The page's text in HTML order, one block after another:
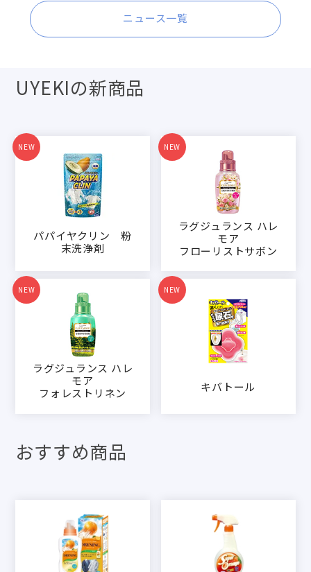
ニュース一覧
UYEKIの新商品
NEW
パパイヤクリン 粉
末洗浄剤
NEW
ラグジュランス ハレ
モア
フローリストサボン
NEW
ラグジュランス ハレ
モア
フォレストリネン
NEW
キバトール
おすすめ商品